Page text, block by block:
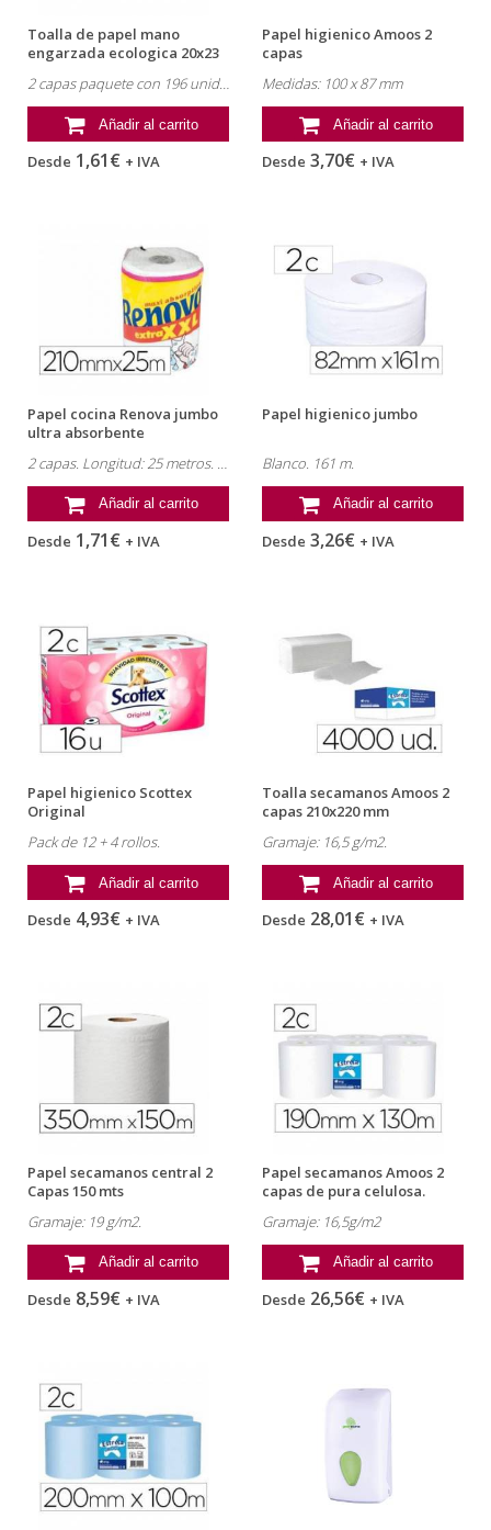
Toalla de papel mano
engarzada ecologica 20x23
2 capas paquete con 196 unidades
Añadir al carrito
Desde 1,61€ + IVA
Papel higienico Amoos 2
capas
Medidas: 100 x 87 mm
Añadir al carrito
Desde 3,70€ + IVA
Papel cocina Renova jumbo
ultra absorbente
2 capas. Longitud: 25 metros. Ultra absorbente.
Añadir al carrito
Desde 1,71€ + IVA
Papel higienico jumbo
Blanco. 161 m.
Añadir al carrito
Desde 3,26€ + IVA
Papel higienico Scottex
Original
Pack de 12 + 4 rollos.
Añadir al carrito
Desde 4,93€ + IVA
Toalla secamanos Amoos 2
capas 210x220 mm
Gramaje: 16,5 g/m2.
Añadir al carrito
Desde 28,01€ + IVA
Papel secamanos central 2
Capas 150 mts
Gramaje: 19 g/m2.
Añadir al carrito
Desde 8,59€ + IVA
Papel secamanos Amoos 2
capas de pura celulosa.
Gramaje: 16,5g/m2
Añadir al carrito
Desde 26,56€ + IVA